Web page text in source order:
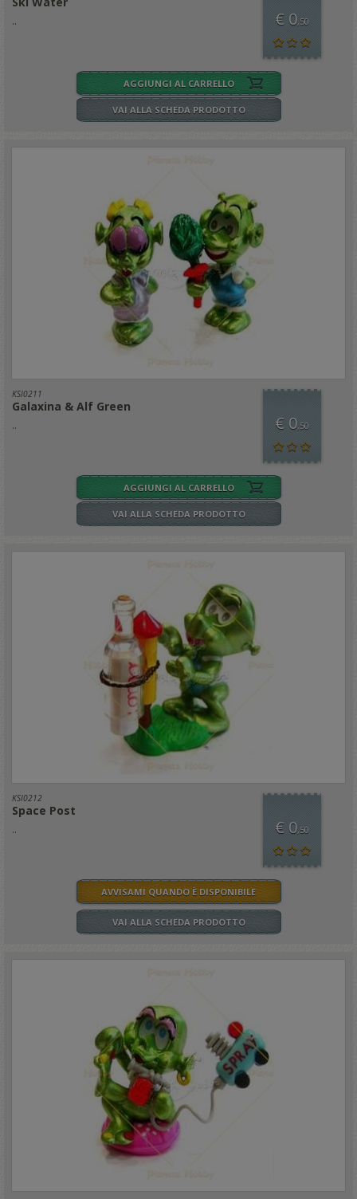
.. € 0,50
AGGIUNGI AL CARRELLO
VAI ALLA SCHEDA PRODOTTO
KSI0211
Galaxina & Alf Green
.. € 0,50
AGGIUNGI AL CARRELLO
VAI ALLA SCHEDA PRODOTTO
KSI0212
Space Post
.. € 0,50
AVVISAMI QUANDO È DISPONIBILE
VAI ALLA SCHEDA PRODOTTO